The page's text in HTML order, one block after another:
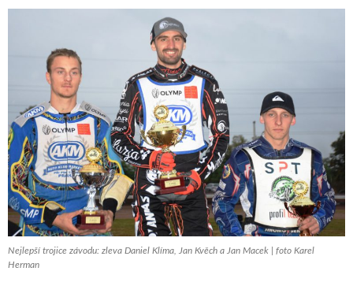
Nejlepší trojice závodu: zleva Daniel Klíma, Jan Kvěch a Jan Macek | foto Karel
Herman